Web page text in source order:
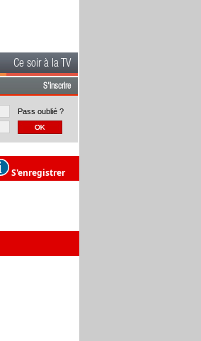
Ce soir à la TV
S'inscrire
Pass oublié ?
S'enregistrer